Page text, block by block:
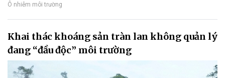
Ô nhiễm môi trường
Khai thác khoáng sản tràn lan không quản lý
đang “đầu độc” môi trường